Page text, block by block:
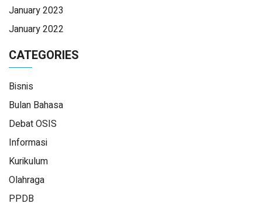
January 2023
January 2022
CATEGORIES
Bisnis
Bulan Bahasa
Debat OSIS
Informasi
Kurikulum
Olahraga
PPDB